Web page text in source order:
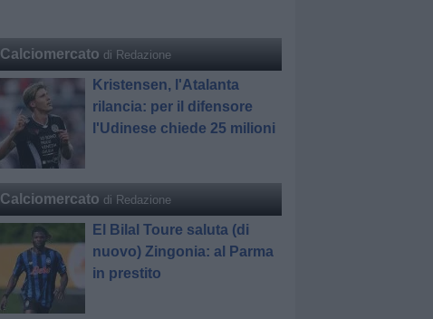
Calciomercato di Redazione
Kristensen, l'Atalanta
rilancia: per il difensore
l'Udinese chiede 25 milioni
Calciomercato di Redazione
El Bilal Toure saluta (di
nuovo) Zingonia: al Parma
in prestito